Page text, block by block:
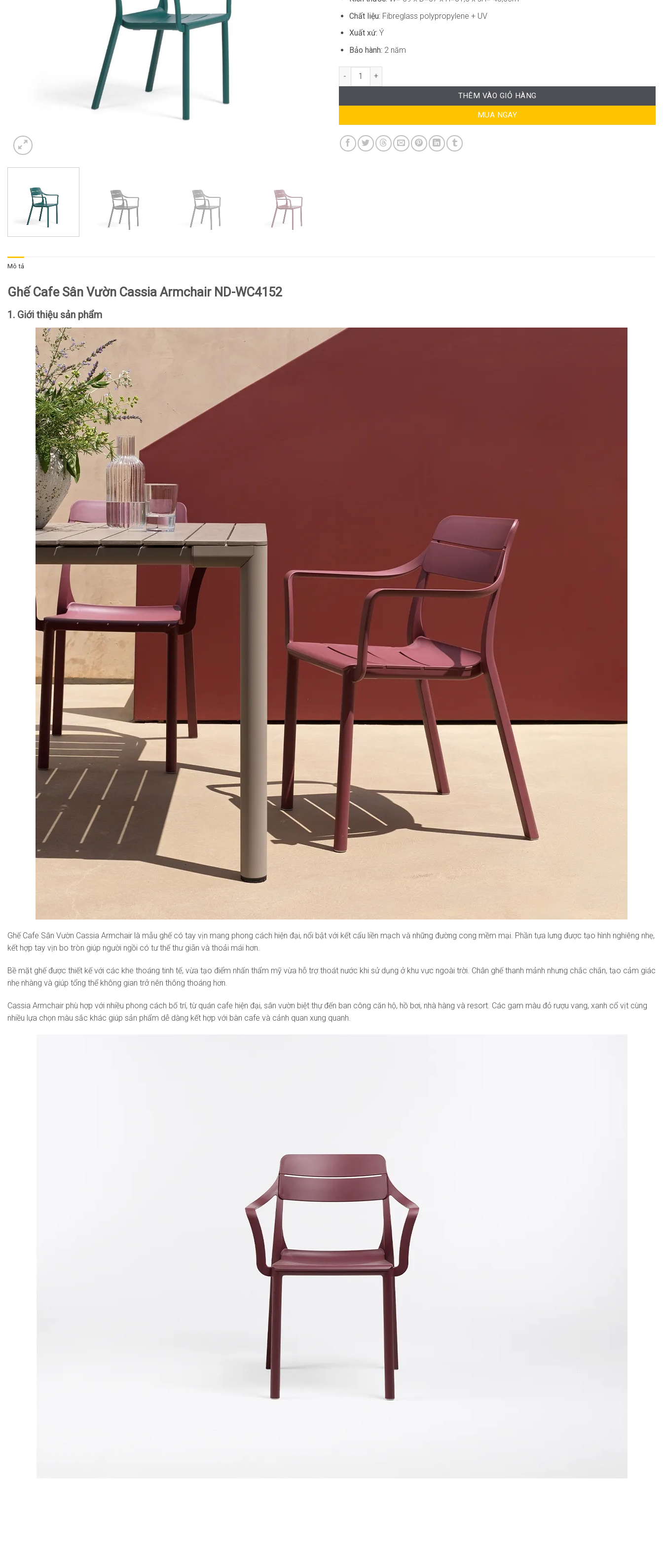
Chất liệu: Fibreglass polypropylene + UV
Xuất xứ: Ý
Bảo hành: 2 năm
Ghế Cafe Sân Vườn Cassia Armchair ND-WC4152 số lượng
THÊM VÀO GIỎ HÀNG
MUA NGAY
Mô tả
Ghế Cafe Sân Vườn Cassia Armchair ND-WC4152
1. Giới thiệu sản phẩm
Ghế Cafe Sân Vườn Cassia Armchair là mẫu ghế có tay vịn mang phong cách hiện đại, nổi bật với kết cấu liền mạch và những đường cong mềm mại. Phần tựa lưng được tạo hình nghiêng nhẹ,
kết hợp tay vịn bo tròn giúp người ngồi có tư thế thư giãn và thoải mái hơn.
Bề mặt ghế được thiết kế với các khe thoáng tinh tế, vừa tạo điểm nhấn thẩm mỹ vừa hỗ trợ thoát nước khi sử dụng ở khu vực ngoài trời. Chân ghế thanh mảnh nhưng chắc chắn, tạo cảm giác
nhẹ nhàng và giúp tổng thể không gian trở nên thông thoáng hơn.
Cassia Armchair phù hợp với nhiều phong cách bố trí, từ quán cafe hiện đại, sân vườn biệt thự đến ban công căn hộ, hồ bơi, nhà hàng và resort. Các gam màu đỏ rượu vang, xanh cổ vịt cùng
nhiều lựa chọn màu sắc khác giúp sản phẩm dễ dàng kết hợp với bàn cafe và cảnh quan xung quanh.